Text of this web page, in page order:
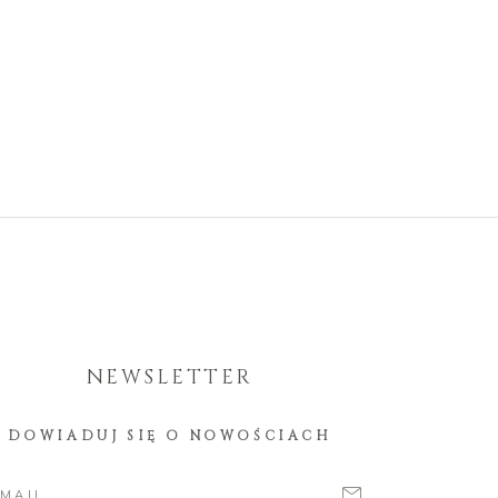
NEWSLETTER
DOWIADUJ SIĘ O NOWOŚCIACH